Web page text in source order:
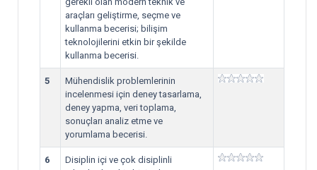
araçları geliştirme, seçme ve
kullanma becerisi; bilişim
teknolojilerini etkin bir şekilde
kullanma becerisi.
5
Mühendislik problemlerinin
incelenmesi için deney tasarlama,
deney yapma, veri toplama,
sonuçları analiz etme ve
yorumlama becerisi.
6
Disiplin içi ve çok disiplinli